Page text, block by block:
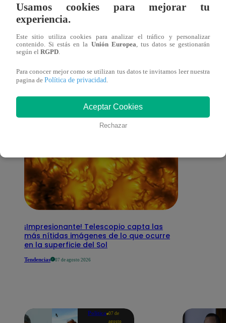
También te puede
interesar
¡Impresionante! Telescopio capta las
más nítidas imágenes de lo que ocurre
en la superficie del Sol
Tendencias 07 de agosto 2026
Política 07 de
agosto
Usamos cookies para mejorar tu
experiencia.
Este sitio utiliza cookies para analizar el tráfico y personalizar
contenido. Si estás en la Unión Europea , tus datos se gestionarán
según el RGPD
Para conocer mejor como se utilizan tus datos te invitamos leer nuestra
pagina de Política de privacidad
Aceptar Cookies
Rechazar